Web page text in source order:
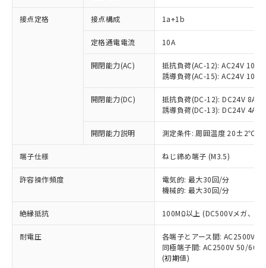
接点定格 接点構成 1a+1b
定格通電電流 10A
開閉能力(AC)
抵抗負荷(AC-12): AC24V 10A/
誘導負荷(AC-15): AC24V
開閉能力(DC)
抵抗負荷(DC-12): DC24V 8A/
誘導負荷(DC-13): DC24V 4A/
開閉能力説明 測定条件: 周囲温度 20±2℃、
端子仕様 ねじ締め端子 (M3.5)
許容操作頻度
電気的: 最大30回/分
機械的: 最大30回/分
絶縁抵抗 100MΩ以上 (DC500Vメガ、点
耐電圧
各端子とアース間: AC2500V
同極端子間: AC2500V 50/
(初期値)
ご利用条件
ご利用ください。
本サービスは、当社制御機器事業取扱
商品の当社在庫状況および標準価格
(税抜)を提供させていただくもので
当社制御機器事業取扱商品の中には、
本サービスの対象外となる商品もある
ことをご了承ください。
在庫状況および標準価格照会結果は、
対応済み：EU RoHS指令（10物質）の
非含有に対応した製品が提供可能な商品で
対応予定：EU RoHS指令（10物質）の非含
有に対応した製品に切り替える予定のある
対応予定なし：EU RoHS指令（10物質）の
非含有に非対応の商品で、対応品を出す予
定はありません。
調査・確認中：EU RoHS指令（10物質）の
非含有の対応状況を調査中または確認中の
害物質有無と関係のない商品です。
仕入先様の事情により、非含有部品として
いたものが、含有品と判明した場合などや
むを得ず変更することがあります。
※1 中国RoHS○×表
「○」：最大均質材料含有率が中国RoHSの
基準値以下であることを示します。
「×」：最大均質材料含有率が中国RoHSの
基準値を超えていることを示します。
「－」：未確認です。当社販売部門へお問
当社は、これら貴社製品のうち、外国
為替および外国貿易法に定める商品